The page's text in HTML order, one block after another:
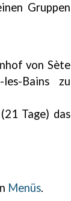
Gruppen
von Sète
Bains zu
Tage) das
Menüs.